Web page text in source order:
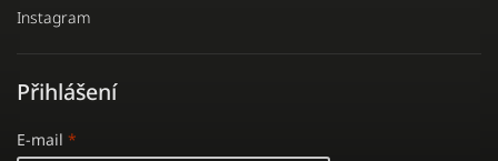
Instagram
Přihlášení
E-mail